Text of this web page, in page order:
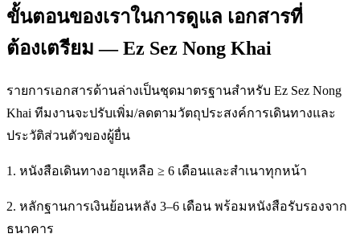
ขั้นตอนของเราในการดูแล เอกสารที่
ต้องเตรียม — Ez Sez Nong Khai
รายการเอกสารด้านล่างเป็นชุดมาตรฐานสำหรับ Ez Sez Nong
Khai ทีมงานจะปรับเพิ่ม/ลดตามวัตถุประสงค์การเดินทางและ
ประวัติส่วนตัวของผู้ยื่น
1. หนังสือเดินทางอายุเหลือ ≥ 6 เดือนและสำเนาทุกหน้า
2. หลักฐานการเงินย้อนหลัง 3–6 เดือน พร้อมหนังสือรับรองจาก
ธนาคาร